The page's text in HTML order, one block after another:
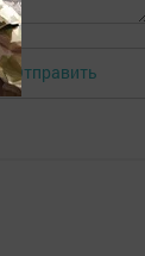
Отправить